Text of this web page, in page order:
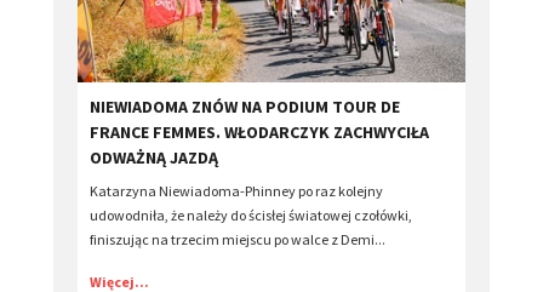
​NIEWIADOMA ZNÓW NA PODIUM TOUR DE
FRANCE FEMMES. WŁODARCZYK ZACHWYCIŁA
ODWAŻNĄ JAZDĄ
Katarzyna Niewiadoma-Phinney po raz kolejny
udowodniła, że należy do ścisłej światowej czołówki,
finiszując na trzecim miejscu po walce z Demi...
Więcej...